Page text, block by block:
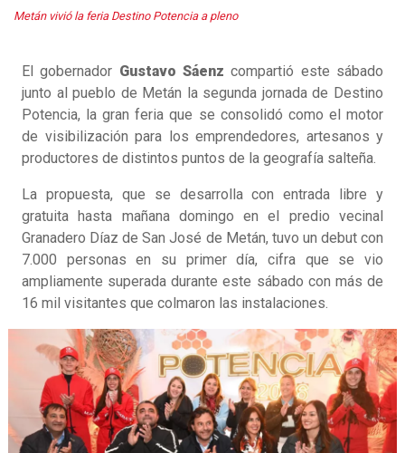
Metán vivió la feria Destino Potencia a pleno
El gobernador Gustavo Sáenz compartió este sábado
junto al pueblo de Metán la segunda jornada de Destino
Potencia, la gran feria que se consolidó como el motor
de visibilización para los emprendedores, artesanos y
productores de distintos puntos de la geografía salteña.
La propuesta, que se desarrolla con entrada libre y
gratuita hasta mañana domingo en el predio vecinal
Granadero Díaz de San José de Metán, tuvo un debut con
7.000 personas en su primer día, cifra que se vio
ampliamente superada durante este sábado con más de
16 mil visitantes que colmaron las instalaciones.